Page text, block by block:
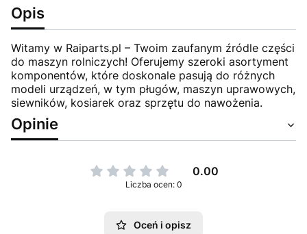
Opis
Witamy w Raiparts.pl – Twoim zaufanym źródle części
do maszyn rolniczych! Oferujemy szeroki asortyment
komponentów, które doskonale pasują do różnych
modeli urządzeń, w tym pługów, maszyn uprawowych,
siewników, kosiarek oraz sprzętu do nawożenia.
Opinie
0.00
Liczba ocen: 0
Oceń i opisz